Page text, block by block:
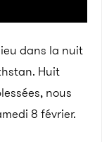
dans la nuit
Huit
nous
8 février.